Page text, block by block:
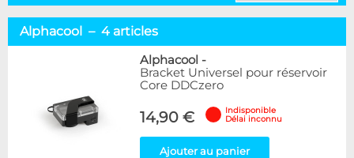
Marque
Alphacool
4
5
7
Phobya
6
WaterCool
3
Alphacool – 4 articles
Alphacool -
Bracket Universel pour réservoir
Core DDCzero
14,90 €
Indisponible
Délai inconnu
Ajouter au panier